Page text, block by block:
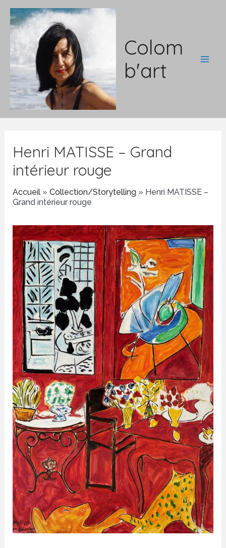
contenu
Colom
b'art
Henri MATISSE – Grand
intérieur rouge
Accueil» Collection/Storytelling» Henri MATISSE –
Grand intérieur rouge